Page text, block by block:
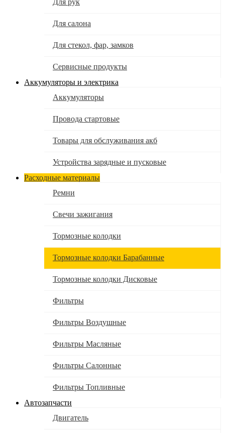
Для рук
Для салона
Для стекол, фар, замков
Сервисные продукты
Аккумуляторы и электрика
Аккумуляторы
Провода стартовые
Товары для обслуживания акб
Устройства зарядные и пусковые
Расходные материалы
Ремни
Свечи зажигания
Тормозные колодки
Тормозные колодки Барабанные
Тормозные колодки Дисковые
Фильтры
Фильтры Воздушные
Фильтры Масляные
Фильтры Салонные
Фильтры Топливные
Автозапчасти
Двигатель